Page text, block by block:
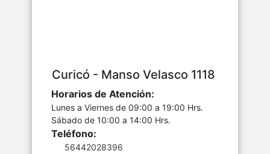
Curicó - Manso Velasco 1118
Horarios de Atención:
Lunes a Viernes de 09:00 a 19:00 Hrs.
Sábado de 10:00 a 14:00 Hrs.
Teléfono:
56442028396